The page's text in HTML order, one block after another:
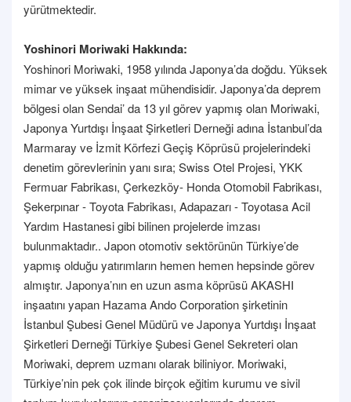
yürütmektedir.
Yoshinori Moriwaki Hakkında:
Yoshinori Moriwaki, 1958 yılında Japonya’da doğdu. Yüksek
mimar ve yüksek inşaat mühendisidir. Japonya’da deprem
bölgesi olan Sendai’ da 13 yıl görev yapmış olan Moriwaki,
Japonya Yurtdışı İnşaat Şirketleri Derneği adına İstanbul’da
Marmaray ve İzmit Körfezi Geçiş Köprüsü projelerindeki
denetim görevlerinin yanı sıra; Swiss Otel Projesi, YKK
Fermuar Fabrikası, Çerkezköy- Honda Otomobil Fabrikası,
Şekerpınar - Toyota Fabrikası, Adapazarı - Toyotasa Acil
Yardım Hastanesi gibi bilinen projelerde imzası
bulunmaktadır.. Japon otomotiv sektörünün Türkiye’de
yapmış olduğu yatırımların hemen hemen hepsinde görev
almıştır. Japonya’nın en uzun asma köprüsü AKASHI
inşaatını yapan Hazama Ando Corporation şirketinin
İstanbul Şubesi Genel Müdürü ve Japonya Yurtdışı İnşaat
Şirketleri Derneği Türkiye Şubesi Genel Sekreteri olan
Moriwaki, deprem uzmanı olarak biliniyor. Moriwaki,
Türkiye’nin pek çok ilinde birçok eğitim kurumu ve sivil